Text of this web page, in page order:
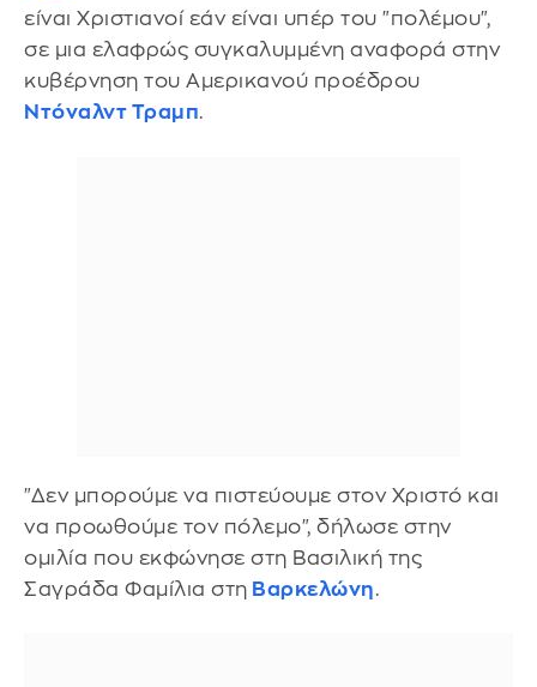
είναι Χριστιανοί εάν είναι υπέρ του "πολέμου",
σε μια ελαφρώς συγκαλυμμένη αναφορά στην
κυβέρνηση του Αμερικανού προέδρου
Ντόναλντ Τραμπ.
"Δεν μπορούμε να πιστεύουμε στον Χριστό και
να προωθούμε τον πόλεμο", δήλωσε στην
ομιλία που εκφώνησε στη Βασιλική της
Σαγράδα Φαμίλια στη Βαρκελώνη.